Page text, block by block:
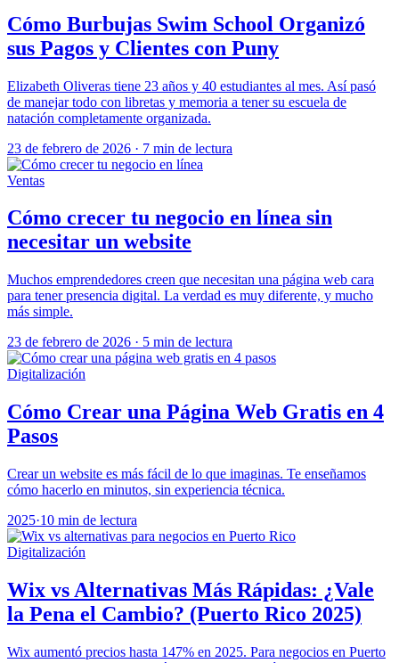
Cómo Burbujas Swim School Organizó
sus Pagos y Clientes con Puny
Elizabeth Oliveras tiene 23 años y 40 estudiantes al mes. Así pasó
de manejar todo con libretas y memoria a tener su escuela de
natación completamente organizada.
23 de febrero de 2026 · 7 min de lectura
Ventas
Cómo crecer tu negocio en línea sin
necesitar un website
Muchos emprendedores creen que necesitan una página web cara
para tener presencia digital. La verdad es muy diferente, y mucho
más simple.
23 de febrero de 2026 · 5 min de lectura
Digitalización
Cómo Crear una Página Web Gratis en 4
Pasos
Crear un website es más fácil de lo que imaginas. Te enseñamos
cómo hacerlo en minutos, sin experiencia técnica.
2025·10 min de lectura
Digitalización
Wix vs Alternativas Más Rápidas: ¿Vale
la Pena el Cambio? (Puerto Rico 2025)
Wix aumentó precios hasta 147% en 2025. Para negocios en Puerto